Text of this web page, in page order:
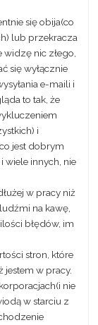
się obija(co
lub przekracza
widzę nic złego,
się wyłącznie
e-maili i
to tak, że
i
jest dobrym
wiele innych, nie
w pracy niż
na kawę,
błędów, im
stron, które
w pracy.
nie
w starciu z